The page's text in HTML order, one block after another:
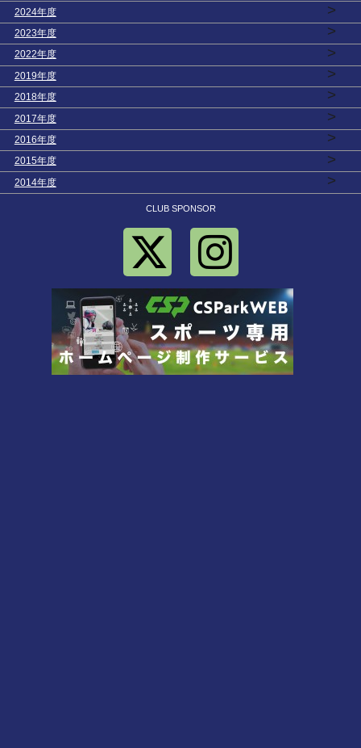
2024年度 >
2023年度 >
2022年度 >
2019年度 >
2018年度 >
2017年度 >
2016年度 >
2015年度 >
2014年度 >
CLUB SPONSOR